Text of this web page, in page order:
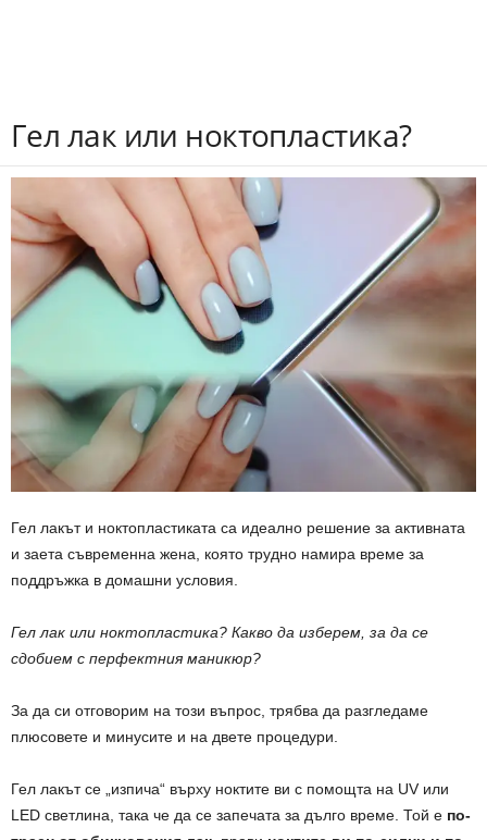
Гел лак или ноктопластика?
Гел лакът и ноктопластиката са идеално решение за активната
и заета съвременна жена, която трудно намира време за
поддръжка в домашни условия.
Гел лак или ноктопластика? Какво да изберем, за да се
сдобием с перфектния маникюр?
За да си отговорим на този въпрос, трябва да разгледаме
плюсовете и минусите и на двете процедури.
Гел лакът се „изпича“ върху ноктите ви с помощта на UV или
LED светлина, така че да се запечата за дълго време. Той е по-